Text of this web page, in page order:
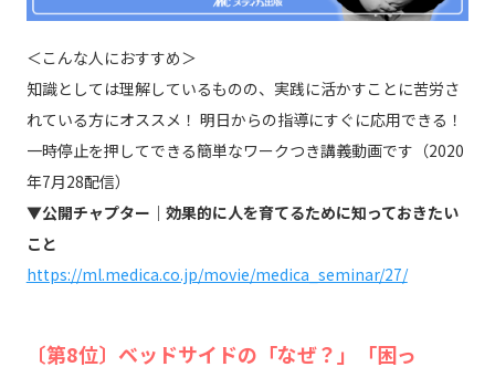
＜こんな人におすすめ＞
知識としては理解しているものの、実践に活かすことに苦労さ
れている方にオススメ！ 明日からの指導にすぐに応用できる！
一時停止を押してできる簡単なワークつき講義動画です（2020
年7月28配信）
▼公開チャプター｜効果的に人を育てるために知っておきたい
こと
https://ml.medica.co.jp/movie/medica_seminar/27/
〔第8位〕ベッドサイドの「なぜ？」「困っ